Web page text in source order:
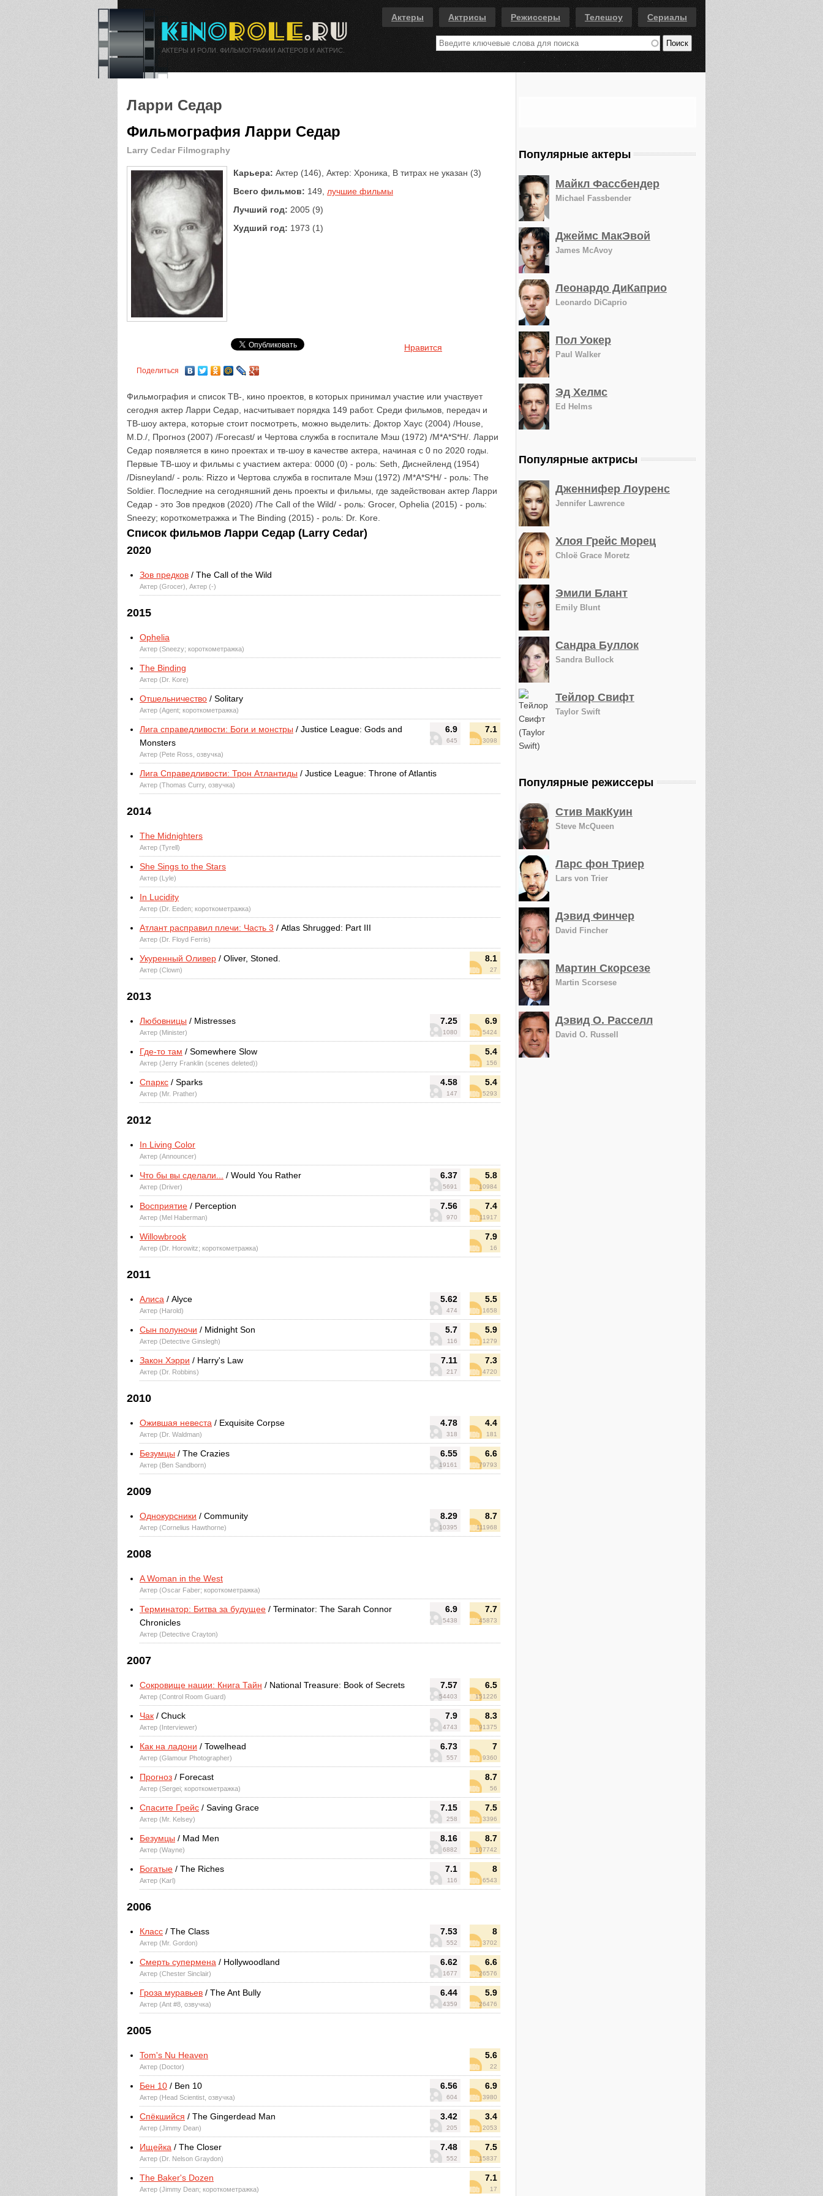
Актеры Актрисы Режиссеры Телешоу Сериалы
Ларри Седар
Фильмография Ларри Седар
Larry Cedar Filmography
Карьера: Актер (146), Актер: Хроника, В титрах не указан (3)
Всего фильмов: 149, лучшие фильмы
Лучший год: 2005 (9)
Худший год: 1973 (1)
Нравится
Поделиться
Фильмография и список ТВ-, кино проектов, в которых принимал участие или участвует
сегодня актер Ларри Седар, насчитывает порядка 149 работ. Среди фильмов, передач и
ТВ-шоу актера, которые стоит посмотреть, можно выделить: Доктор Хаус (2004) /House,
M.D./, Прогноз (2007) /Forecast/ и Чертова служба в госпитале Мэш (1972) /M*A*S*H/. Ларри
Седар появляется в кино проектах и тв-шоу в качестве актера, начиная с 0 по 2020 годы.
Первые ТВ-шоу и фильмы с участием актера: 0000 (0) - роль: Seth, Диснейленд (1954)
/Disneyland/ - роль: Rizzo и Чертова служба в госпитале Мэш (1972) /M*A*S*H/ - роль: The
Soldier. Последние на сегодняшний день проекты и фильмы, где задействован актер Ларри
Седар - это Зов предков (2020) /The Call of the Wild/ - роль: Grocer, Ophelia (2015) - роль:
Sneezy; короткометражка и The Binding (2015) - роль: Dr. Kore.
Список фильмов Ларри Седар (Larry Cedar)
2020
Зов предков / The Call of the Wild
Актер (Grocer), Актер (-)
2015
Ophelia
Актер (Sneezy; короткометражка)
The Binding
Актер (Dr. Kore)
Отшельничество / Solitary
Актер (Agent; короткометражка)
6.9
645
7.1
3098
Лига справедливости: Боги и монстры / Justice League: Gods and
Monsters
Актер (Pete Ross, озвучка)
Лига Справедливости: Трон Атлантиды / Justice League: Throne of Atlantis
Актер (Thomas Curry, озвучка)
2014
The Midnighters
Актер (Tyrell)
She Sings to the Stars
Актер (Lyle)
In Lucidity
Актер (Dr. Eeden; короткометражка)
Атлант расправил плечи: Часть 3 / Atlas Shrugged: Part III
Актер (Dr. Floyd Ferris)
8.1
27
Укуренный Оливер / Oliver, Stoned.
Актер (Clown)
2013
7.25
1080
6.9
5424
Любовницы / Mistresses
Актер (Minister)
5.4
156
Где-то там / Somewhere Slow
Актер (Jerry Franklin (scenes deleted))
4.58
147
5.4
5293
Спаркс / Sparks
Актер (Mr. Prather)
2012
In Living Color
Актер (Announcer)
6.37
5691
5.8
10984
Что бы вы сделали... / Would You Rather
Актер (Driver)
7.56
970
7.4
11917
Восприятие / Perception
Актер (Mel Haberman)
7.9
16
Willowbrook
Актер (Dr. Horowitz; короткометражка)
2011
5.62
474
5.5
1658
Алиса / Alyce
Актер (Harold)
5.7
116
5.9
1279
Сын полуночи / Midnight Son
Актер (Detective Ginslegh)
7.11
217
7.3
4720
Закон Хэрри / Harry's Law
Актер (Dr. Robbins)
2010
4.78
318
4.4
181
Ожившая невеста / Exquisite Corpse
Актер (Dr. Waldman)
6.55
19161
6.6
79793
Безумцы / The Crazies
Актер (Ben Sandborn)
2009
8.29
10395
8.7
111968
Однокурсники / Community
Актер (Cornelius Hawthorne)
2008
A Woman in the West
Актер (Oscar Faber; короткометражка)
6.9
5438
7.7
45873
Терминатор: Битва за будущее / Terminator: The Sarah Connor
Chronicles
Актер (Detective Crayton)
2007
7.57
54403
6.5
151226
Сокровище нации: Книга Тайн / National Treasure: Book of Secrets
Актер (Control Room Guard)
7.9
4743
8.3
91375
Чак / Chuck
Актер (Interviewer)
6.73
557
7
9360
Как на ладони / Towelhead
Актер (Glamour Photographer)
8.7
56
Прогноз / Forecast
Актер (Sergei; короткометражка)
7.15
258
7.5
3396
Спасите Грейс / Saving Grace
Актер (Mr. Kelsey)
8.16
6882
8.7
107742
Безумцы / Mad Men
Актер (Wayne)
7.1
116
8
6543
Богатые / The Riches
Актер (Karl)
2006
7.53
552
8
3702
Класс / The Class
Актер (Mr. Gordon)
6.62
1677
6.6
26576
Смерть супермена / Hollywoodland
Актер (Chester Sinclair)
6.44
4359
5.9
26476
Гроза муравьев / The Ant Bully
Актер (Ant #8, озвучка)
2005
5.6
22
Tom's Nu Heaven
Актер (Doctor)
6.56
604
6.9
3980
Бен 10 / Ben 10
Актер (Head Scientist, озвучка)
3.42
205
3.4
2053
Спёкшийся / The Gingerdead Man
Актер (Jimmy Dean)
7.48
552
7.5
15837
Ищейка / The Closer
Актер (Dr. Nelson Graydon)
7.1
17
The Baker's Dozen
Актер (Jimmy Dean; короткометражка)
Популярные актеры
Майкл Фассбендер
Michael Fassbender
Джеймс МакЭвой
James McAvoy
Леонардо ДиКаприо
Leonardo DiCaprio
Пол Уокер
Paul Walker
Эд Хелмс
Ed Helms
Популярные актрисы
Дженнифер Лоуренс
Jennifer Lawrence
Хлоя Грейс Морец
Chloë Grace Moretz
Эмили Блант
Emily Blunt
Сандра Буллок
Sandra Bullock
Тейлор Свифт
Taylor Swift
Популярные режиссеры
Стив МакКуин
Steve McQueen
Ларс фон Триер
Lars von Trier
Дэвид Финчер
David Fincher
Мартин Скорсезе
Martin Scorsese
Дэвид О. Расселл
David O. Russell
АКТЕРЫ И РОЛИ. ФИЛЬМОГРАФИИ АКТЕРОВ И АКТРИС.